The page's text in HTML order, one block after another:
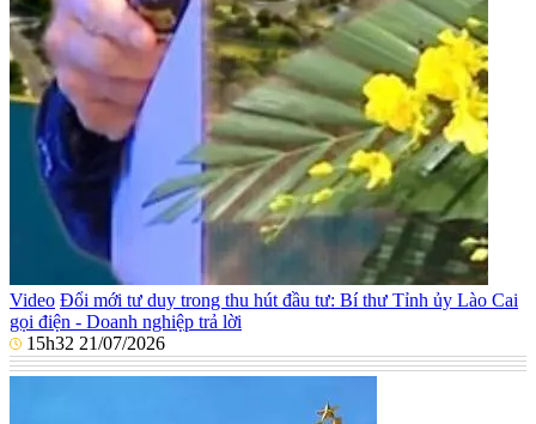
Video Đổi mới tư duy trong thu hút đầu tư: Bí thư Tỉnh ủy Lào Cai
gọi điện - Doanh nghiệp trả lời
15h32 21/07/2026